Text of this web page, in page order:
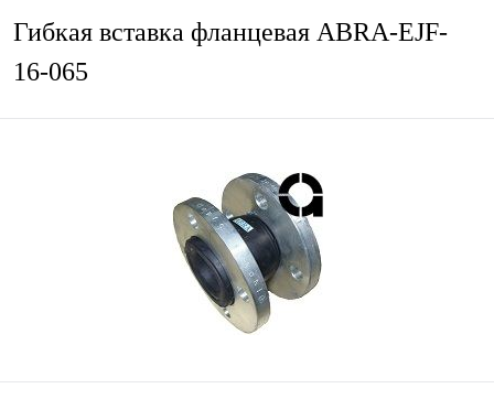
Гибкая вставка фланцевая ABRA-EJF-
16-065